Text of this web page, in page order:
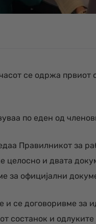
се одржа
по еден од
Правилникот за
целосно и двата
за официјални
и се договоривме за
состанок и одлуките